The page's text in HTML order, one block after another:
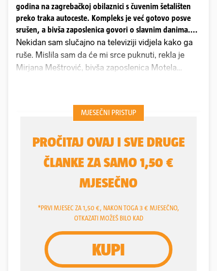
godina na zagrebačkoj obilaznici s čuvenim šetališten
preko traka autoceste. Kompleks je već gotovo posve
srušen, a bivša zaposlenica govori o slavnim danima....
Nekidan sam slučajno na televiziji vidjela kako ga
ruše. Mislila sam da će mi srce puknuti, rekla je
Mirjana Meštrović, bivša zaposlenica Motela
odlasku iz Zagreba, a koje je nedavno srušeno u
sklopu projekta kojeg provode Hrvatske